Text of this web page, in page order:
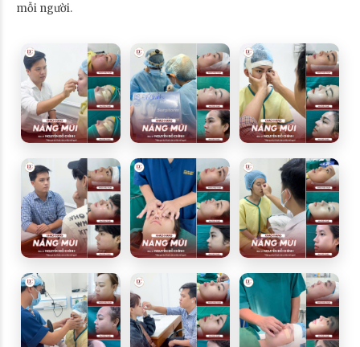
mỗi người.